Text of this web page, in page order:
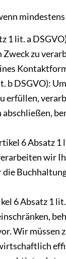
1 lit. a
zu
b DSGVO):
erfüllen,
6 Absatz 1
wir
6 Absatz 1
Wir müssen